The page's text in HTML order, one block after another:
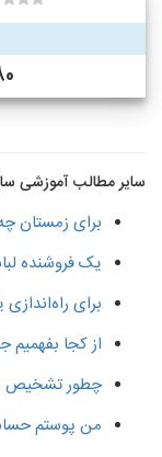
سایر مطالب آموزشی
برای زمستان
یک فروشنده
برای
از کجا بفهمیم
چطور تشخیص
من پوستم